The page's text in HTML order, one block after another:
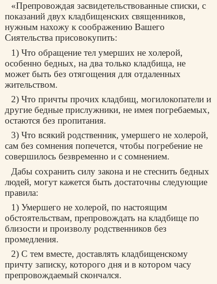
«Препровождая засвидетельствованные списки, с
показаний двух кладбищенских священников,
нужным нахожу к соображению Вашего
Сиятельства присовокупить:
1) Что обращение тел умерших не холерой,
особенно бедных, на два только кладбища, не
может быть без отягощения для отдаленных
жительством.
2) Что причты прочих кладбищ, могилокопатели и
другие бедные прислужники, не имея погребаемых,
остаются без пропитания.
3) Что всякий родственник, умершего не холерой,
сам без сомнения попечется, чтобы погребение не
совершилось безвременно и с сомнением.
Дабы сохранить силу закона и не стеснить бедных
людей, могут кажется быть достаточны следующие
правила:
1) Умершего не холерой, по настоящим
обстоятельствам, препровождать на кладбище по
близости и произволу родственников без
промедления.
2) С тем вместе, доставлять кладбищенскому
причту записку, которого дня и в котором часу
препровождаемый скончался.